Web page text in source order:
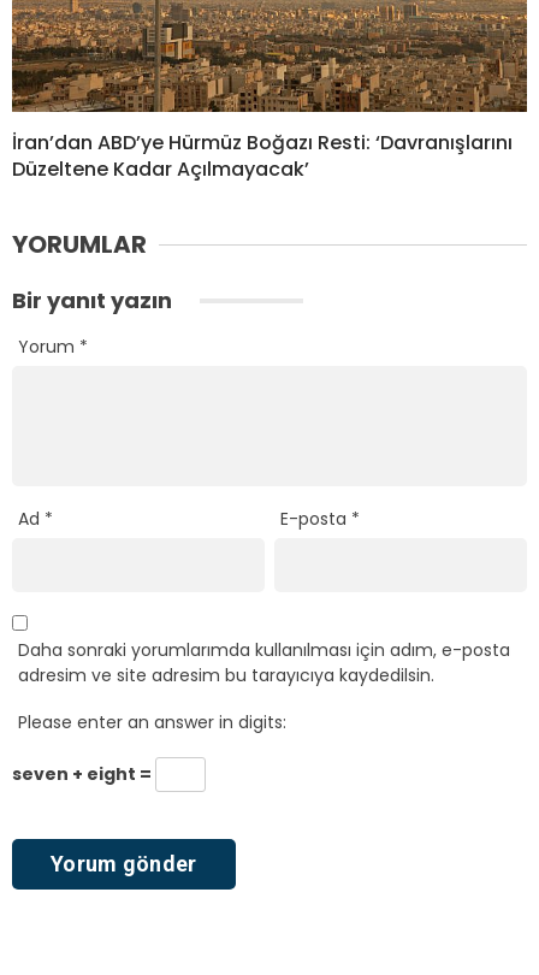
İran’dan ABD’ye Hürmüz Boğazı Resti: ‘Davranışlarını
Düzeltene Kadar Açılmayacak’
YORUMLAR
Bir yanıt yazın
Yorum *
Ad * E-posta *
Daha sonraki yorumlarımda kullanılması için adım, e-posta
adresim ve site adresim bu tarayıcıya kaydedilsin.
Please enter an answer in digits:
seven + eight =